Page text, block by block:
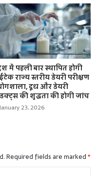
में पहली बार स्थापित होगी
राज्य स्तरीय डेयरी परीक्षण
दूध और डेयरी
की शुद्धता की होगी जांच
23, 2026
Required fields are marked*